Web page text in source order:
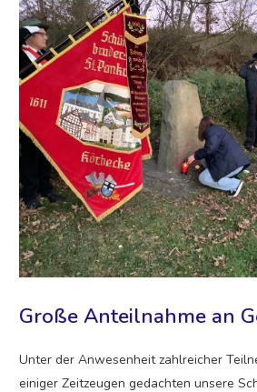
Große Anteilnahme an
Unter der Anwesenheit zahlreicher
einiger Zeitzeugen gedachten unsere